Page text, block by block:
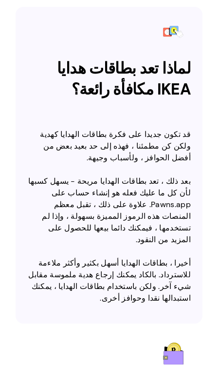
لماذا تعد بطاقات هدايا
IKEA مكافأة رائعة؟
قد تكون جديدا على فكرة بطاقات الهدايا كهدية
ولكن كن مطمئنا ، فهذه إلى حد بعيد بعض من
أفضل الحوافز ، ولأسباب وجيهة.
بعد ذلك ، تعد بطاقات الهدايا مريحة - يسهل كسبها
لأن كل ما عليك فعله هو إنشاء حساب على
Pawns.app. علاوة على ذلك ، تقبل معظم
المنصات هذه الرموز المميزة بسهولة ، وإذا لم
تستخدمها ، فيمكنك دائما بيعها للحصول على
المزيد من النقود.
أخيرا ، بطاقات الهدايا أسهل بكثير وأكثر ملاءمة
للاسترداد. بالكاد يمكنك إرجاع هدية ملموسة مقابل
شيء آخر. ولكن باستخدام بطاقات الهدايا ، يمكنك
استبدالها نقدا وحوافز أخرى.